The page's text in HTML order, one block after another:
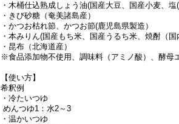
・木桶仕込熟成しょう油(国産大豆、国産小麦、塩(
・きび砂糖（奄美諸島産）
・かつお枯れ節、かつお節(鹿児島県製造）
・本みりん(国産もち米、国産うるち米、焼酎（国
・昆布（北海道産）
※食品添加物不使用、調味料（アミノ酸）、酵母
【使い方】
希釈例
・冷たいつゆ
めんつゆ1：水2～3
・温かいつゆ